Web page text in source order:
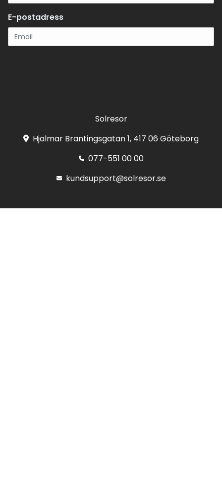
E-postadress
Solresor
Hjalmar Brantingsgatan 1, 417 06 Göteborg
077-551 00 00
kundsupport@solresor.se